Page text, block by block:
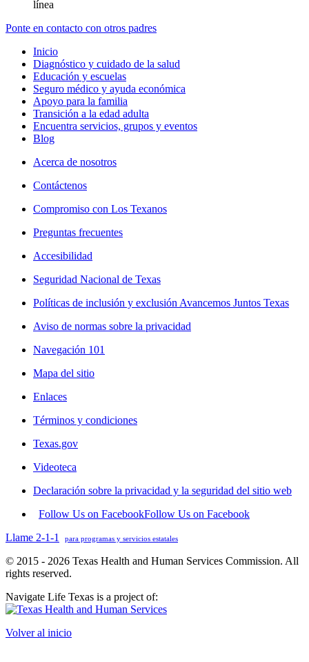
línea
Ponte en contacto con otros padres
Inicio
Diagnóstico y cuidado de la salud
Educación y escuelas
Seguro médico y ayuda económica
Apoyo para la familia
Transición a la edad adulta
Encuentra servicios, grupos y eventos
Blog
Acerca de nosotros
Contáctenos
Compromiso con Los Texanos
Preguntas frecuentes
Accesibilidad
Seguridad Nacional de Texas
Políticas de inclusión y exclusión Avancemos Juntos Texas
Aviso de normas sobre la privacidad
Navegación 101
Mapa del sitio
Enlaces
Términos y condiciones
Texas.gov
Videoteca
Declaración sobre la privacidad y la seguridad del sitio web
Follow Us on FacebookFollow Us on Facebook
Llame 2-1-1
para programas y servicios estatales
© 2015 - 2026 Texas Health and Human Services Commission. All
rights reserved.
Navigate Life Texas is a project of:
Volver al inicio